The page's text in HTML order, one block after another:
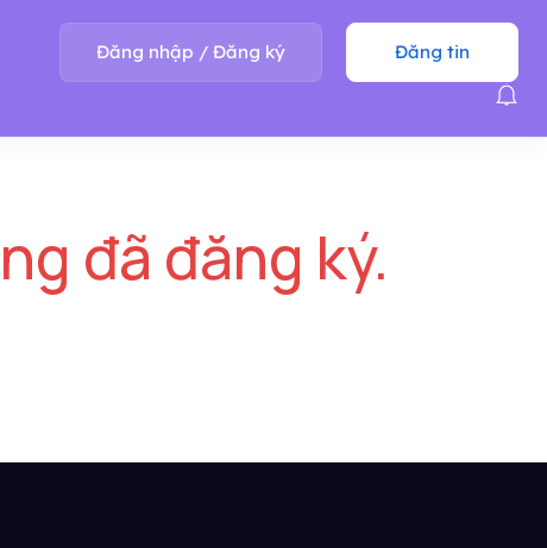
Đăng nhập / Đăng ký Đăng tin
đã đăng ký.